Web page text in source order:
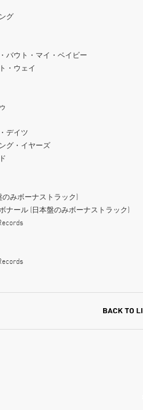
グ
バウト・マイ・ベイビー
・ウェイ
デイツ
グ・イヤーズ
みボーナストラック)
ナール (日本盤のみボーナストラック)